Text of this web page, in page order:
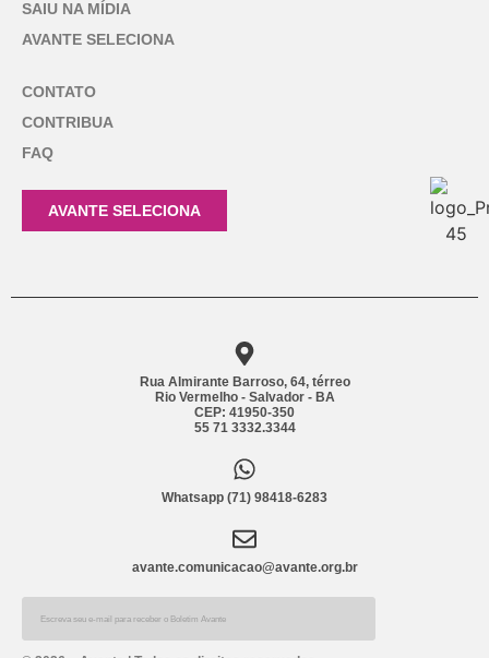
SAIU NA MÍDIA
AVANTE SELECIONA
CONTATO
CONTRIBUA
FAQ
AVANTE SELECIONA
Rua Almirante Barroso, 64, térreo
Rio Vermelho - Salvador - BA
CEP: 41950-350
55 71 3332.3344
Whatsapp (71) 98418-6283
avante.comunicacao@avante.org.br